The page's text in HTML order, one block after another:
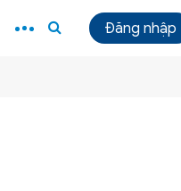
Đăng nhập